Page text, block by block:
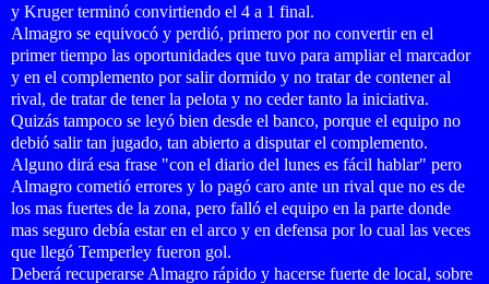
y Kruger terminó convirtiendo el 4 a 1 final.
Almagro se equivocó y perdió, primero por no convertir en el
primer tiempo las oportunidades que tuvo para ampliar el marcador
y en el complemento por salir dormido y no tratar de contener al
rival, de tratar de tener la pelota y no ceder tanto la iniciativa.
Quizás tampoco se leyó bien desde el banco, porque el equipo no
debió salir tan jugado, tan abierto a disputar el complemento.
Alguno dirá esa frase "con el diario del lunes es fácil hablar" pero
Almagro cometió errores y lo pagó caro ante un rival que no es de
los mas fuertes de la zona, pero falló el equipo en la parte donde
mas seguro debía estar en el arco y en defensa por lo cual las veces
que llegó Temperley fueron gol.
Deberá recuperarse Almagro rápido y hacerse fuerte de local, sobre